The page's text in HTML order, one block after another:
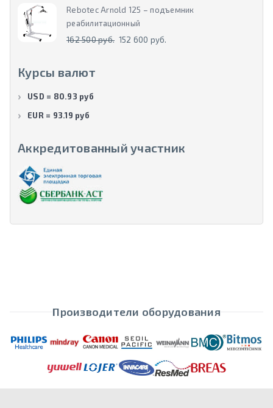
Rebotec Arnold 125 – подъемник
реабилитационный
162 500 руб. 152 600 руб.
Курсы валют
USD = 80.93 руб
EUR = 93.19 руб
Аккредитованный участник
Производители оборудования